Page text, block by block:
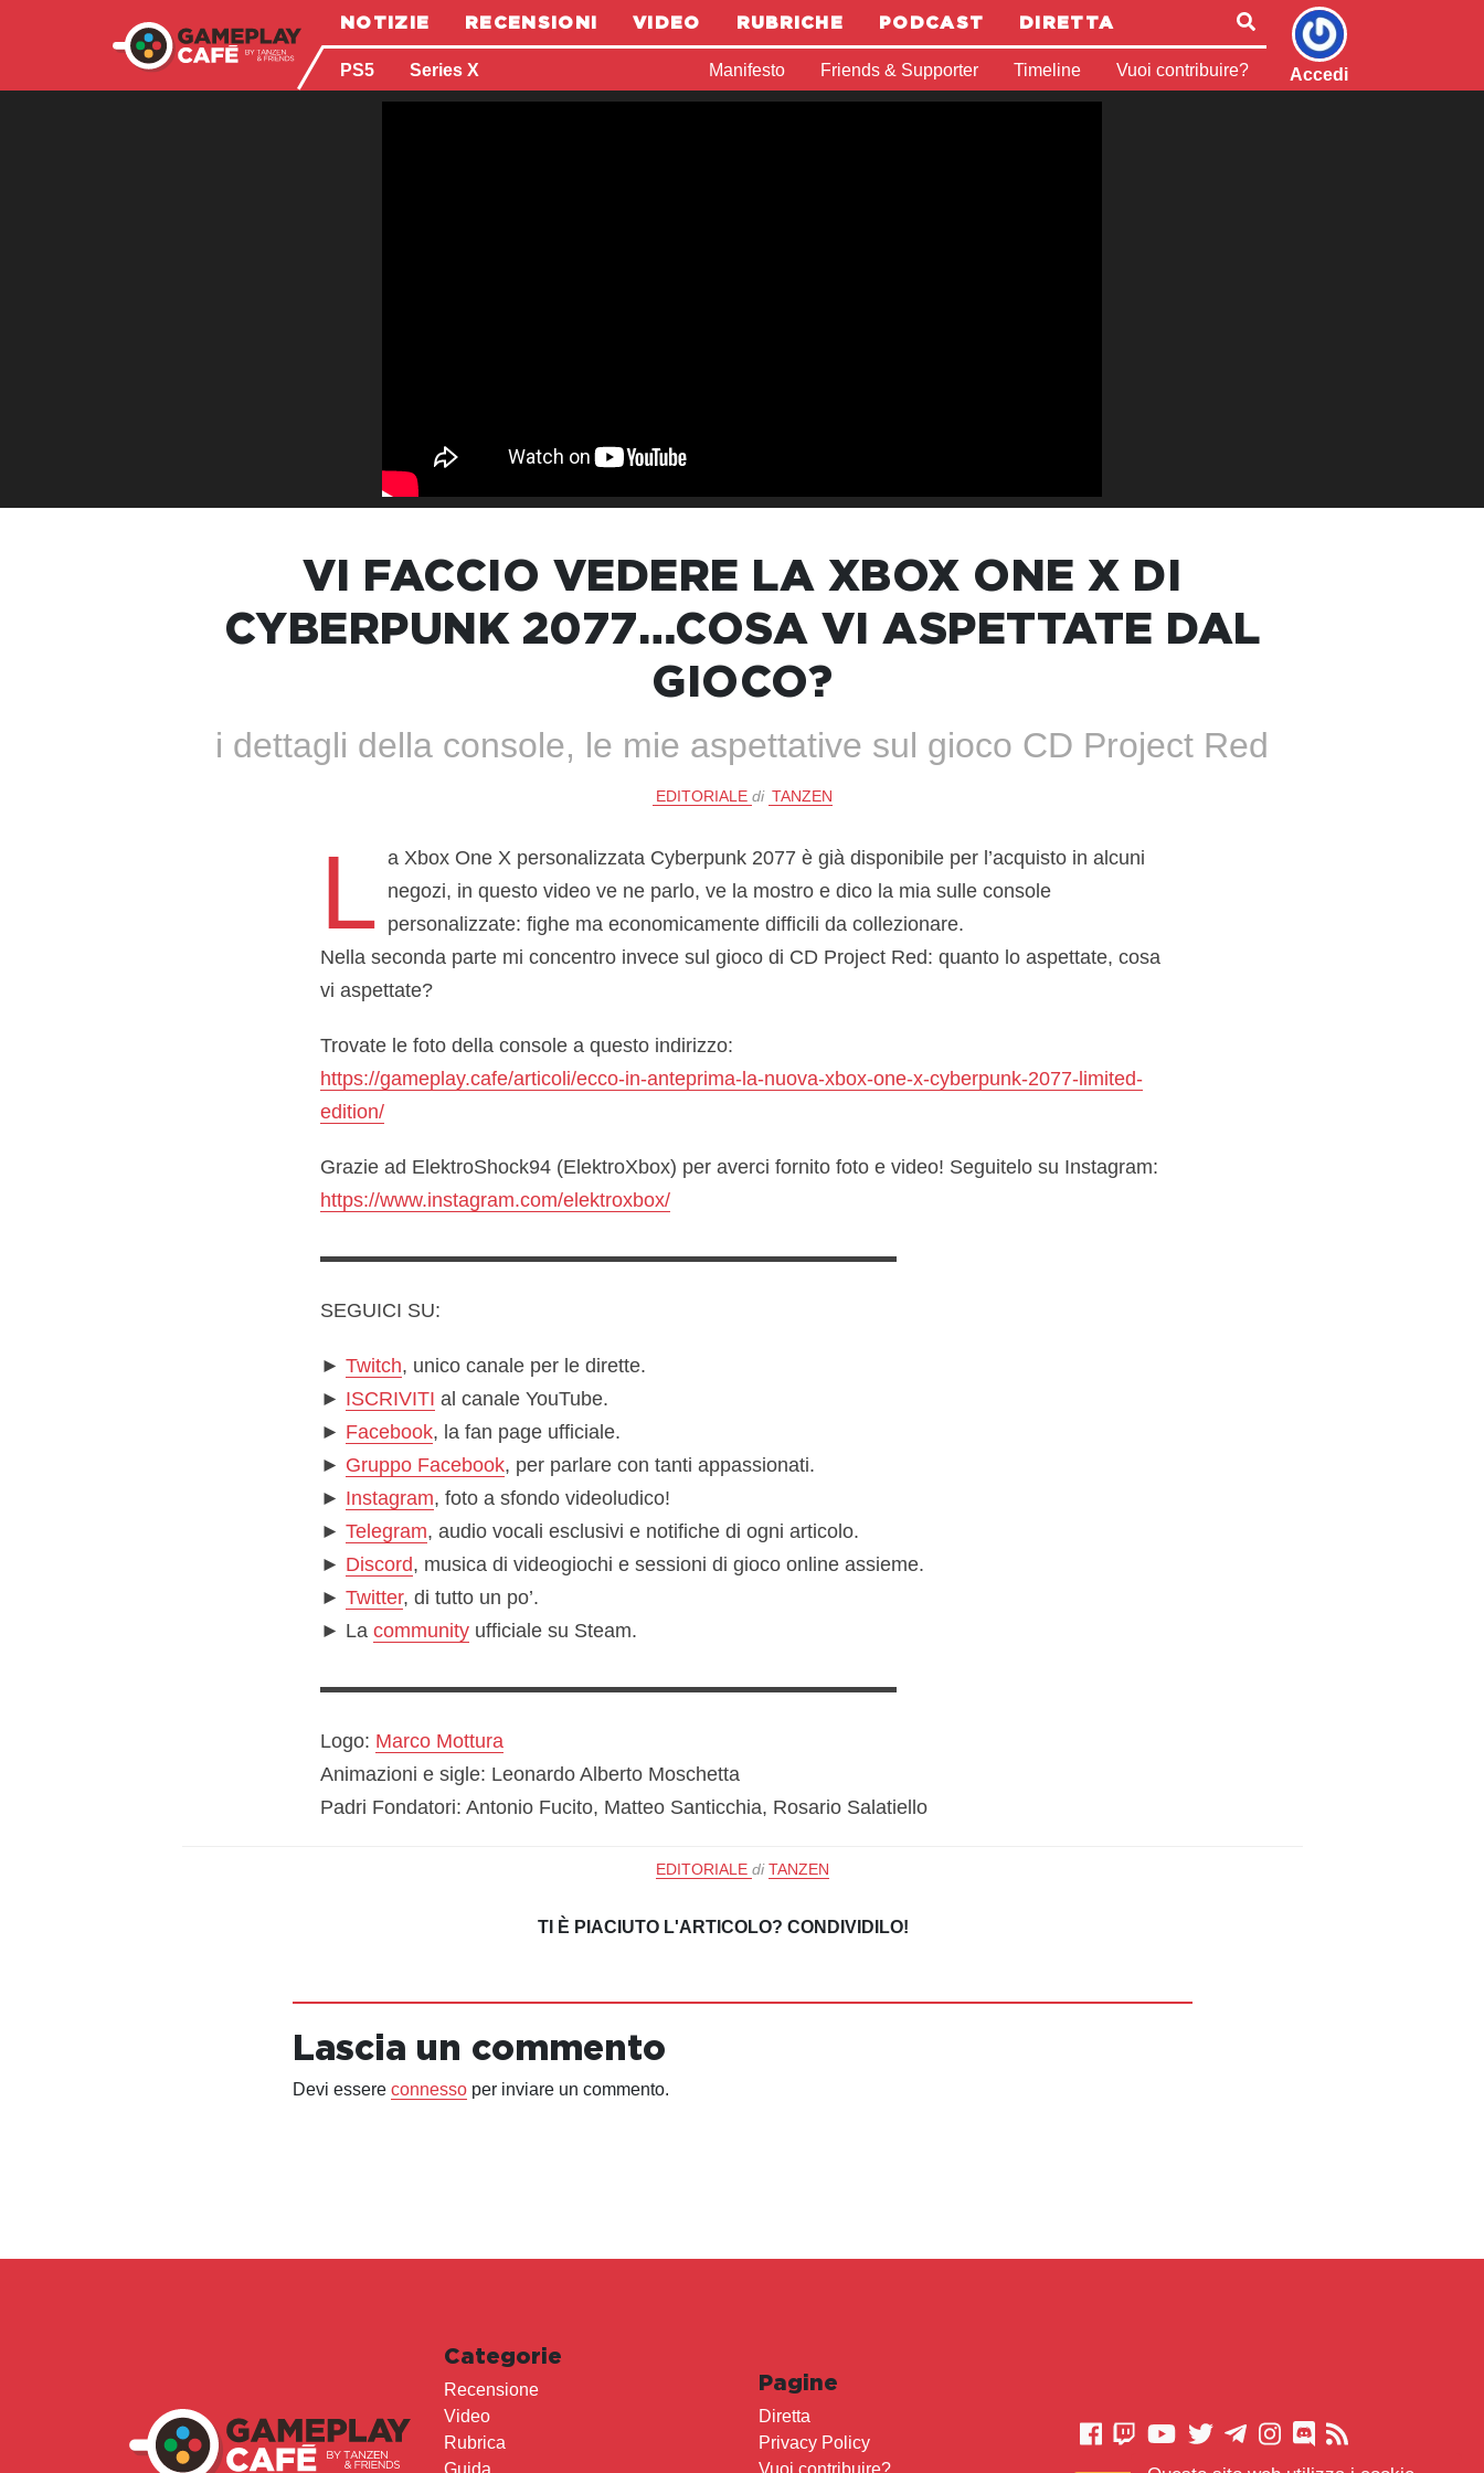
NOTIZIE RECENSIONI VIDEO RUBRICHE PODCAST DIRETTA
PS5 Series X Manifesto Friends & Supporter Timeline Vuoi contribuire? Accedi
VI FACCIO VEDERE LA XBOX ONE X DI
CYBERPUNK 2077…COSA VI ASPETTATE DAL
GIOCO?
i dettagli della console, le mie aspettative sul gioco CD Project Red
EDITORIALE di TANZEN
L a Xbox One X personalizzata Cyberpunk 2077 è già disponibile per l’acquisto in alcuni
negozi, in questo video ve ne parlo, ve la mostro e dico la mia sulle console
personalizzate: fighe ma economicamente difficili da collezionare.
Nella seconda parte mi concentro invece sul gioco di CD Project Red: quanto lo aspettate, cosa
vi aspettate?
Trovate le foto della console a questo indirizzo:
https://gameplay.cafe/articoli/ecco-in-anteprima-la-nuova-xbox-one-x-cyberpunk-2077-limited-
edition/
Grazie ad ElektroShock94 (ElektroXbox) per averci fornito foto e video! Seguitelo su Instagram:
https://www.instagram.com/elektroxbox/
▬▬▬▬▬▬▬▬▬▬▬▬▬▬▬▬▬▬▬▬▬▬▬▬▬▬▬▬▬
SEGUICI SU:
► Twitch, unico canale per le dirette.
► ISCRIVITI al canale YouTube.
► Facebook, la fan page ufficiale.
► Gruppo Facebook, per parlare con tanti appassionati.
► Instagram, foto a sfondo videoludico!
► Telegram, audio vocali esclusivi e notifiche di ogni articolo.
► Discord, musica di videogiochi e sessioni di gioco online assieme.
► Twitter, di tutto un po’.
► La communityufficiale su Steam.
▬▬▬▬▬▬▬▬▬▬▬▬▬▬▬▬▬▬▬▬▬▬▬▬▬▬▬▬▬
Logo: Marco Mottura
Animazioni e sigle: Leonardo Alberto Moschetta
Padri Fondatori: Antonio Fucito, Matteo Santicchia, Rosario Salatiello
EDITORIALE di TANZEN
TI È PIACIUTO L'ARTICOLO? CONDIVIDILO!
Lascia un commento
Devi essere connessoper inviare un commento.
Categorie
Recensione
Video
Rubrica
Guida
Pagine
Diretta
Privacy Policy
Vuoi contribuire?